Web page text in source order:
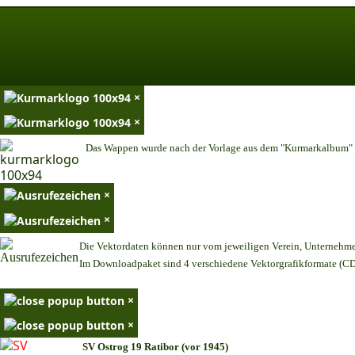
×
×
Das Wappen wurde nach der Vorlage aus dem
×
×
Die Vektordaten können nur vom jeweiligen Verein,
Im Downloadpaket sind 4 verschiedene Vektorgrafikformate
×
×
SV Ostrog 19 Ratibor (vor 1945)